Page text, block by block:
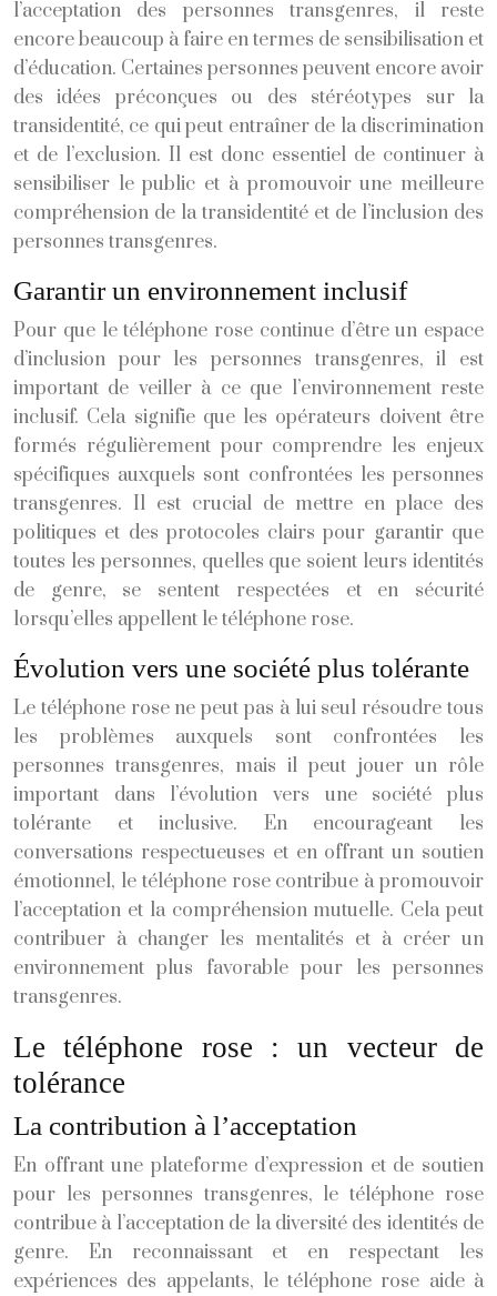
l’acceptation des personnes transgenres, il reste
encore beaucoup à faire en termes de sensibilisation et
d’éducation. Certaines personnes peuvent encore avoir
des idées préconçues ou des stéréotypes sur la
transidentité, ce qui peut entraîner de la discrimination
et de l’exclusion. Il est donc essentiel de continuer à
sensibiliser le public et à promouvoir une meilleure
compréhension de la transidentité et de l’inclusion des
personnes transgenres.
Garantir un environnement inclusif
Pour que le téléphone rose continue d’être un espace
d’inclusion pour les personnes transgenres, il est
important de veiller à ce que l’environnement reste
inclusif. Cela signifie que les opérateurs doivent être
formés régulièrement pour comprendre les enjeux
spécifiques auxquels sont confrontées les personnes
transgenres. Il est crucial de mettre en place des
politiques et des protocoles clairs pour garantir que
toutes les personnes, quelles que soient leurs identités
de genre, se sentent respectées et en sécurité
lorsqu’elles appellent le téléphone rose.
Évolution vers une société plus tolérante
Le téléphone rose ne peut pas à lui seul résoudre tous
les problèmes auxquels sont confrontées les
personnes transgenres, mais il peut jouer un rôle
important dans l’évolution vers une société plus
tolérante et inclusive. En encourageant les
conversations respectueuses et en offrant un soutien
émotionnel, le téléphone rose contribue à promouvoir
l’acceptation et la compréhension mutuelle. Cela peut
contribuer à changer les mentalités et à créer un
environnement plus favorable pour les personnes
transgenres.
Le téléphone rose : un vecteur de
tolérance
La contribution à l’acceptation
En offrant une plateforme d’expression et de soutien
pour les personnes transgenres, le téléphone rose
contribue à l’acceptation de la diversité des identités de
genre. En reconnaissant et en respectant les
expériences des appelants, le téléphone rose aide à